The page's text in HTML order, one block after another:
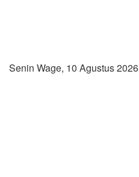
Senin Wage, 10 Agustus 2026